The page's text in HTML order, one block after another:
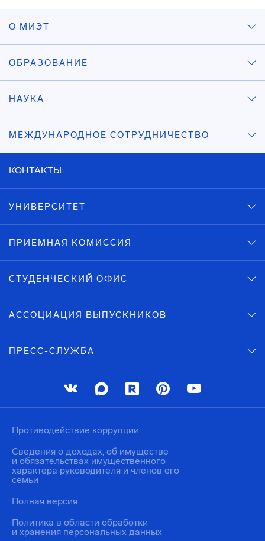
О МИЭТ
ОБРАЗОВАНИЕ
НАУКА
МЕЖДУНАРОДНОЕ СОТРУДНИЧЕСТВО
КОНТАКТЫ:
УНИВЕРСИТЕТ
ПРИЕМНАЯ КОМИССИЯ
СТУДЕНЧЕСКИЙ ОФИС
АССОЦИАЦИЯ ВЫПУСКНИКОВ
ПРЕСС-СЛУЖБА
Политика в области обработки
и хранения персональных данных
Противодействие коррупции
Сведения о доходах, об имуществе
и обязательствах имущественного
характера руководителя и членов его
семьи
Полная версия